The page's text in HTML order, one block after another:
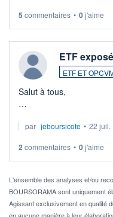
5 commentaires • 0j'aime
ETF
ETF ET
Salut à tous,
via un ETF plutôt que
Idéalement, je voudrais
Pour l' ...
par jeboursicote • 22 juil.
2 commentaires • 0j'aime
L'ensemble des analyses et/ou
BOURSORAMA sont uniquement
Agissant exclusivement en qualité